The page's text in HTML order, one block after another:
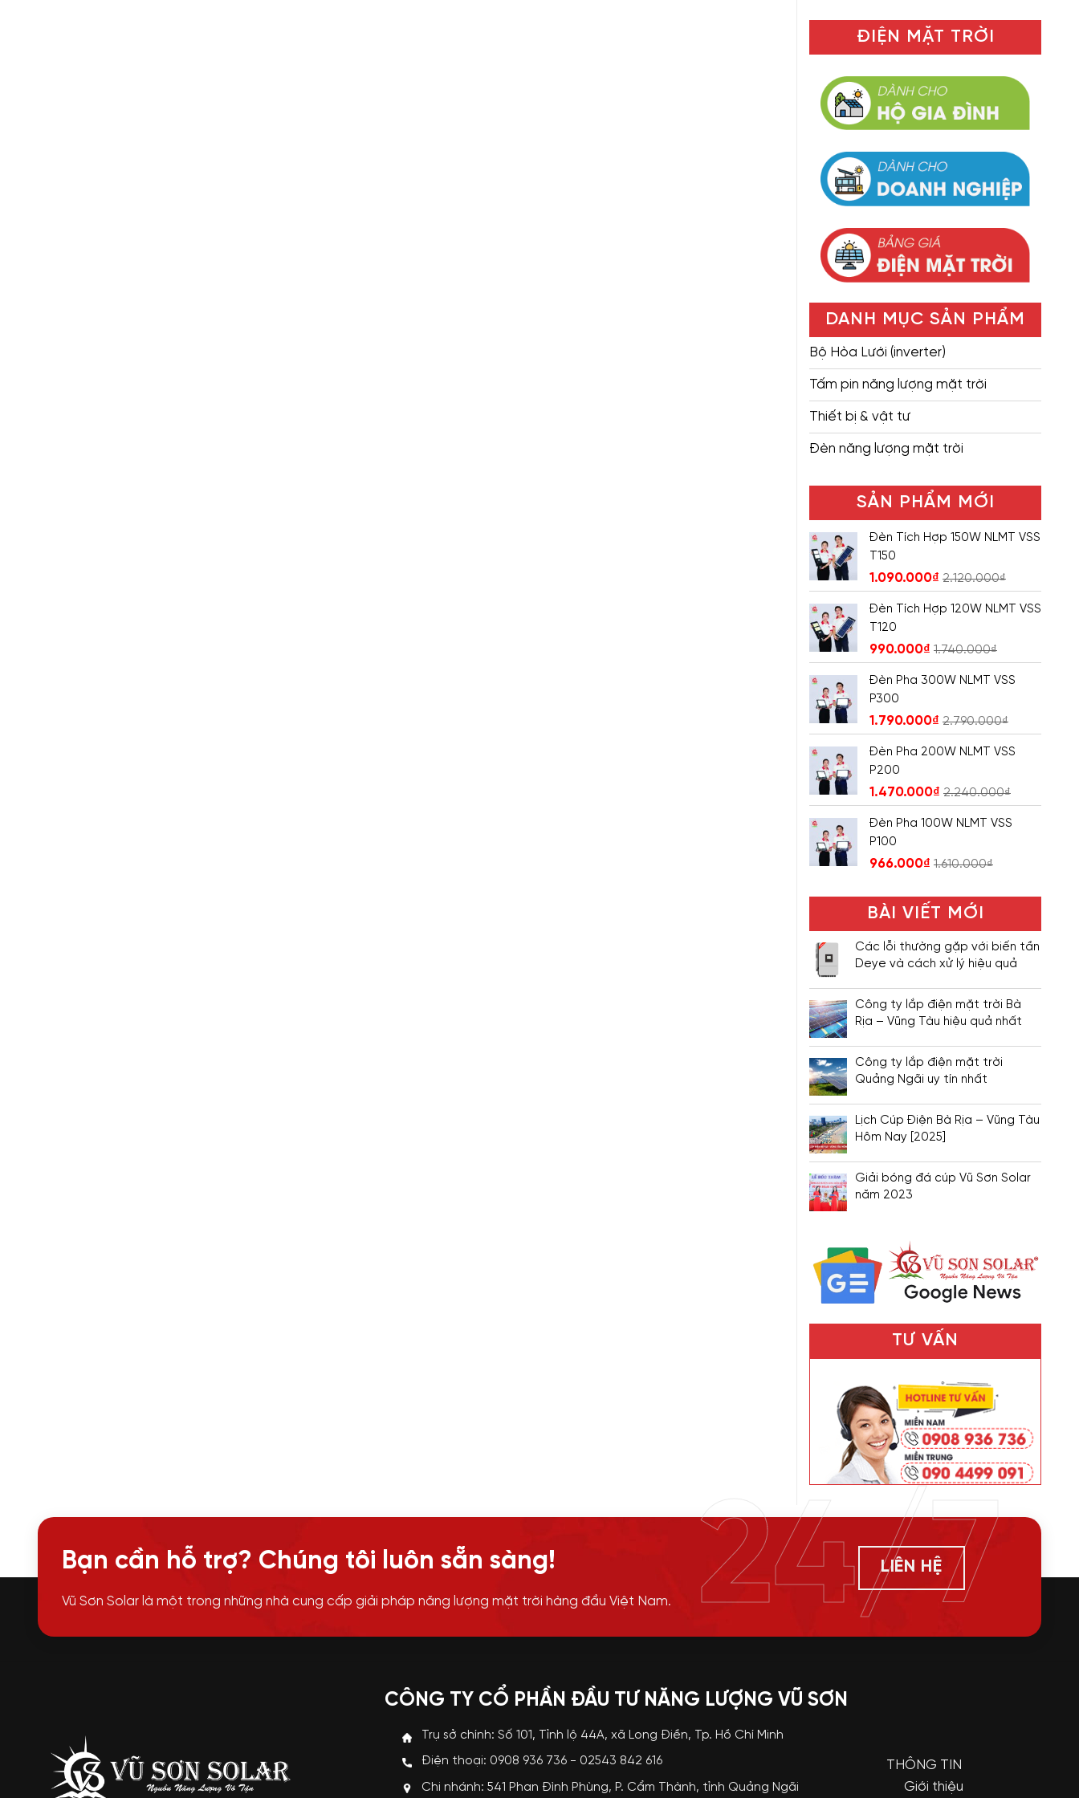
ĐIỆN MẶT TRỜI
DANH MỤC SẢN PHẨM
Bộ Hòa Lưới (inverter)
Tấm pin năng lượng mặt trời
Thiết bị & vật tư
Đèn năng lượng mặt trời
SẢN PHẨM MỚI
Đèn Tích Hợp 150W NLMT VSS
T150
1.090.000₫ 2.120.000₫
Đèn Tích Hợp 120W NLMT VSS
T120
990.000₫ 1.740.000₫
Đèn Pha 300W NLMT VSS
P300
1.790.000₫ 2.790.000₫
Đèn Pha 200W NLMT VSS
P200
1.470.000₫ 2.240.000₫
Đèn Pha 100W NLMT VSS
P100
966.000₫ 1.610.000₫
BÀI VIẾT MỚI
Các lỗi thường gặp với biến tần
Deye và cách xử lý hiệu quả
Công ty lắp điện mặt trời Bà
Rịa – Vũng Tàu hiệu quả nhất
Công ty lắp điện mặt trời
Quảng Ngãi uy tín nhất
Lịch Cúp Điện Bà Rịa – Vũng Tàu
Hôm Nay [2025]
Giải bóng đá cúp Vũ Sơn Solar
năm 2023
TƯ VẤN
Bạn cần hỗ trợ? Chúng tôi luôn sẵn sàng!
Vũ Sơn Solar là một trong những nhà cung cấp giải pháp năng lượng mặt trời hàng đầu Việt Nam.
LIÊN HỆ
24/7
CÔNG TY CỔ PHẦN ĐẦU TƯ NĂNG LƯỢNG VŨ SƠN
Trụ sở chính: Số 101, Tỉnh lộ 44A, xã Long Điền, Tp. Hồ Chí Minh
Điện thoại: 0908 936 736 - 02543 842 616
Chi nhánh: 541 Phan Đình Phùng, P. Cẩm Thành, tỉnh Quảng Ngãi
THÔNG TIN
Giới thiệu